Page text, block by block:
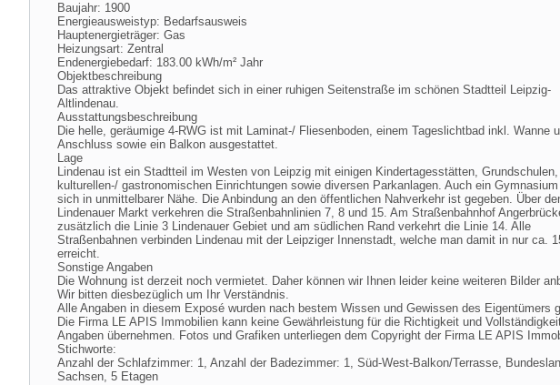
Baujahr: 1900
Energieausweistyp: Bedarfsausweis
Hauptenergieträger: Gas
Heizungsart: Zentral
Endenergiebedarf: 183.00 kWh/m² Jahr
Objektbeschreibung
Das attraktive Objekt befindet sich in einer ruhigen Seitenstraße im schönen Stadtteil Leipzig-
Altlindenau.
Ausstattungsbeschreibung
Die helle, geräumige 4-RWG ist mit Laminat-/ Fliesenboden, einem Tageslichtbad inkl. Wanne
Anschluss sowie ein Balkon ausgestattet.
Lage
Lindenau ist ein Stadtteil im Westen von Leipzig mit einigen Kindertagesstätten,
kulturellen-/ gastronomischen Einrichtungen sowie diversen Parkanlagen. Auch ein
sich in unmittelbarer Nähe. Die Anbindung an den öffentlichen Nahverkehr ist gegeben. Über
Lindenauer Markt verkehren die Straßenbahnlinien 7, 8 und 15. Am Straßenbahnhof
zusätzlich die Linie 3 Lindenauer Gebiet und am südlichen Rand verkehrt die Linie 14. Alle
Straßenbahnen verbinden Lindenau mit der Leipziger Innenstadt, welche man damit in nur ca.
erreicht.
Sonstige Angaben
Die Wohnung ist derzeit noch vermietet. Daher können wir Ihnen leider keine weiteren Bilder
Wir bitten diesbezüglich um Ihr Verständnis.
Alle Angaben in diesem Exposé wurden nach bestem Wissen und Gewissen des Eigentümers
Die Firma LE APIS Immobilien kann keine Gewährleistung für die Richtigkeit und
Angaben übernehmen. Fotos und Grafiken unterliegen dem Copyright der Firma LE APIS
Stichworte:
Anzahl der Schlafzimmer: 1, Anzahl der Badezimmer: 1, Süd-West-Balkon/Terrasse,
Sachsen, 5 Etagen